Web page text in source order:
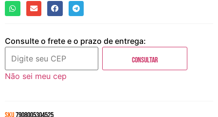
Consulte o frete e o prazo de entrega:
Consultar
Não sei meu cep